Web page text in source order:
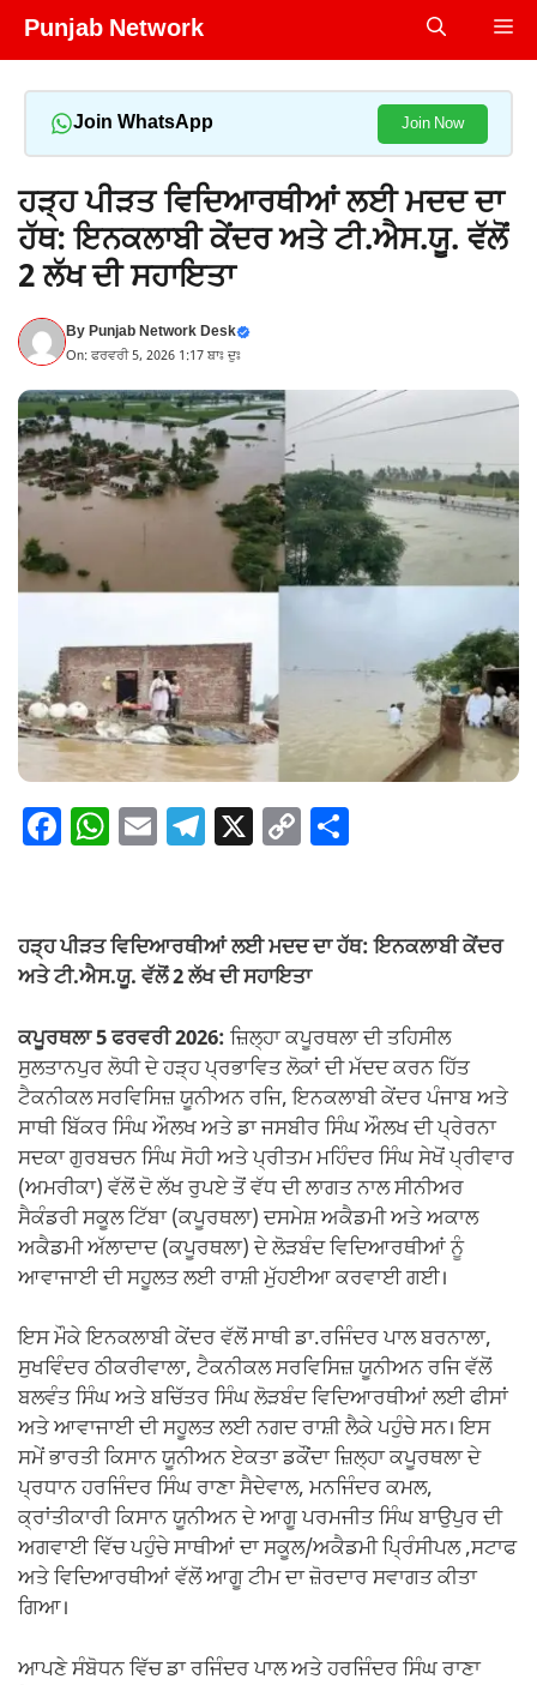
Skip
Punjab Network
Join WhatsApp Join Now
ਹੜ੍ਹ ਪੀੜਤ ਵਿਦਿਆਰਥੀਆਂ ਲਈ ਮਦਦ ਦਾ
ਹੱਥ: ਇਨਕਲਾਬੀ ਕੇਂਦਰ ਅਤੇ ਟੀ.ਐਸ.ਯੂ. ਵੱਲੋਂ
2 ਲੱਖ ਦੀ ਸਹਾਇਤਾ
ByPunjab Network Desk
On: ਫਰਵਰੀ 5, 2026 1:17 ਬਾਃ ਦੁਃ
F
e
b
o
o
k
W
s
A
p
p
E T
gr
a
m
X C
y
Li
n
k
e
ਹੜ੍ਹ ਪੀੜਤ ਵਿਦਿਆਰਥੀਆਂ ਲਈ ਮਦਦ ਦਾ ਹੱਥ: ਇਨਕਲਾਬੀ ਕੇਂਦਰ
ਅਤੇ ਟੀ.ਐਸ.ਯੂ. ਵੱਲੋਂ 2 ਲੱਖ ਦੀ ਸਹਾਇਤਾ
ਕਪੂਰਥਲਾ 5 ਫਰਵਰੀ 2026: ਜ਼ਿਲ੍ਹਾ ਕਪੂਰਥਲਾ ਦੀ ਤਹਿਸੀਲ
ਸੁਲਤਾਨਪੁਰ ਲੋਧੀ ਦੇ ਹੜ੍ਹ ਪ੍ਰਭਾਵਿਤ ਲੋਕਾਂ ਦੀ ਮੱਦਦ ਕਰਨ ਹਿੱਤ
ਟੈਕਨੀਕਲ ਸਰਵਿਸਿਜ਼ ਯੂਨੀਅਨ ਰਜਿ, ਇਨਕਲਾਬੀ ਕੇਂਦਰ ਪੰਜਾਬ ਅਤੇ
ਸਾਥੀ ਬਿੱਕਰ ਸਿੰਘ ਔਲਖ ਅਤੇ ਡਾ ਜਸਬੀਰ ਸਿੰਘ ਔਲਖ ਦੀ ਪ੍ਰੇਰਨਾ
ਸਦਕਾ ਗੁਰਬਚਨ ਸਿੰਘ ਸੋਹੀ ਅਤੇ ਪ੍ਰੀਤਮ ਮਹਿੰਦਰ ਸਿੰਘ ਸੇਖੋਂ ਪ੍ਰੀਵਾਰ
(ਅਮਰੀਕਾ) ਵੱਲੋਂ ਦੋ ਲੱਖ ਰੁਪਏ ਤੋਂ ਵੱਧ ਦੀ ਲਾਗਤ ਨਾਲ ਸੀਨੀਅਰ
ਸੈਕੰਡਰੀ ਸਕੂਲ ਟਿੱਬਾ (ਕਪੂਰਥਲਾ) ਦਸਮੇਸ਼ ਅਕੈਡਮੀ ਅਤੇ ਅਕਾਲ
ਅਕੈਡਮੀ ਅੱਲਾਦਾਦ (ਕਪੂਰਥਲਾ) ਦੇ ਲੋੜਬੰਦ ਵਿਦਿਆਰਥੀਆਂ ਨੂੰ
ਆਵਾਜਾਈ ਦੀ ਸਹੂਲਤ ਲਈ ਰਾਸ਼ੀ ਮੁੱਹਈਆ ਕਰਵਾਈ ਗਈ।
ਇਸ ਮੌਕੇ ਇਨਕਲਾਬੀ ਕੇਂਦਰ ਵੱਲੋਂ ਸਾਥੀ ਡਾ.ਰਜਿੰਦਰ ਪਾਲ ਬਰਨਾਲਾ,
ਸੁਖਵਿੰਦਰ ਠੀਕਰੀਵਾਲਾ, ਟੈਕਨੀਕਲ ਸਰਵਿਸਿਜ਼ ਯੂਨੀਅਨ ਰਜਿ ਵੱਲੋਂ
ਬਲਵੰਤ ਸਿੰਘ ਅਤੇ ਬਚਿੱਤਰ ਸਿੰਘ ਲੋੜਬੰਦ ਵਿਦਿਆਰਥੀਆਂ ਲਈ ਫੀਸਾਂ
ਅਤੇ ਆਵਾਜਾਈ ਦੀ ਸਹੂਲਤ ਲਈ ਨਗਦ ਰਾਸ਼ੀ ਲੈਕੇ ਪਹੁੰਚੇ ਸਨ। ਇਸ
ਸਮੇਂ ਭਾਰਤੀ ਕਿਸਾਨ ਯੂਨੀਅਨ ਏਕਤਾ ਡਕੌਂਦਾ ਜ਼ਿਲ੍ਹਾ ਕਪੂਰਥਲਾ ਦੇ
ਪ੍ਰਧਾਨ ਹਰਜਿੰਦਰ ਸਿੰਘ ਰਾਣਾ ਸੈਦੇਵਾਲ, ਮਨਜਿੰਦਰ ਕਮਲ,
ਕ੍ਰਾਂਤੀਕਾਰੀ ਕਿਸਾਨ ਯੂਨੀਅਨ ਦੇ ਆਗੂ ਪਰਮਜੀਤ ਸਿੰਘ ਬਾਉਪੁਰ ਦੀ
ਅਗਵਾਈ ਵਿੱਚ ਪਹੁੰਚੇ ਸਾਥੀਆਂ ਦਾ ਸਕੂਲ/ਅਕੈਡਮੀ ਪ੍ਰਿੰਸੀਪਲ ,ਸਟਾਫ
ਅਤੇ ਵਿਦਿਆਰਥੀਆਂ ਵੱਲੋਂ ਆਗੂ ਟੀਮ ਦਾ ਜ਼ੋਰਦਾਰ ਸਵਾਗਤ ਕੀਤਾ
ਗਿਆ।
ਆਪਣੇ ਸੰਬੋਧਨ ਵਿੱਚ ਡਾ ਰਜਿੰਦਰ ਪਾਲ ਅਤੇ ਹਰਜਿੰਦਰ ਸਿੰਘ ਰਾਣਾ